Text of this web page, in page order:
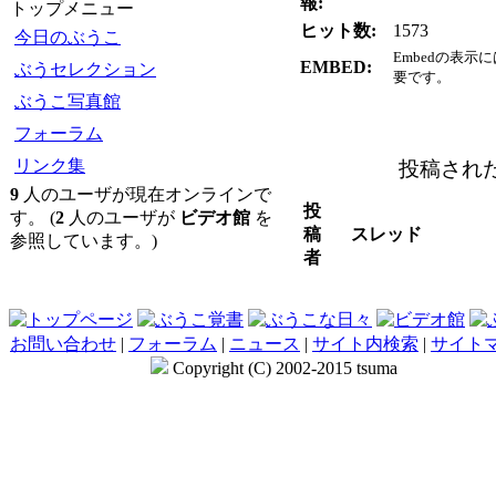
トップメニュー
今日のぶうこ
ぶうセレクション
ぶうこ写真館
フォーラム
リンク集
9 人のユーザが現在オンラインで
す。 (2 人のユーザが ビデオ館 を
参照しています。)
ヒット数:
1573
EMBED:
Embedの表示
要です。
投稿され
投
稿
者
スレッド
お問い合わせ | フォーラム | ニュース | サイト内検索 | サイト
Copyright (C) 2002-2015 tsuma